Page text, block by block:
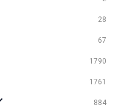
28
67
1790
1761
884